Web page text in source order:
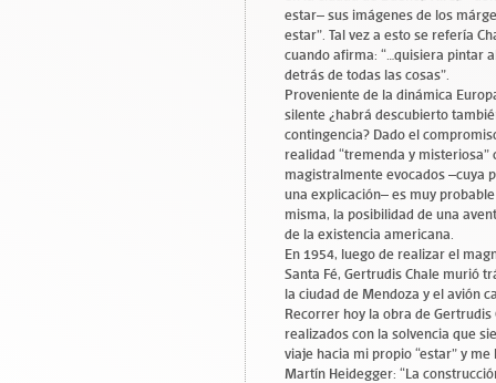
estar– sus imágenes de los
estar”. Tal vez a esto se refería
cuando afirma: “…quisiera pintar
detrás de todas las cosas”.
Proveniente de la dinámica
silente ¿habrá descubierto
contingencia? Dado el
realidad “tremenda y
magistralmente evocados –cuya
una explicación– es muy
misma, la posibilidad de una
de la existencia americana.
En 1954, luego de realizar el
Santa Fé, Gertrudis Chale murió
la ciudad de Mendoza y el avión
Recorrer hoy la obra de
realizados con la solvencia que
viaje hacia mi propio “estar” y
Martín Heidegger: “La